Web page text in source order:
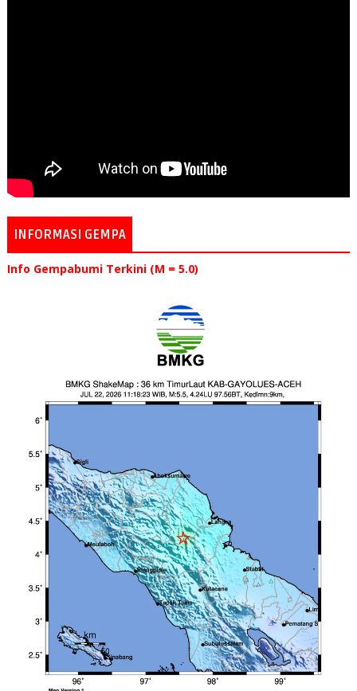
INFORMASI GEMPA
Info Gempabumi Terkini (M = 5.0)